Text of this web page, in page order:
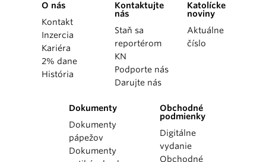
O nás
Kontakt
Inzercia
Kariéra
2% dane
História
Kontaktujte
nás
Staň sa
reportérom
KN
Podporte nás
Darujte nás
Katolícke
noviny
Aktuálne
číslo
Dokumenty
Dokumenty
pápežov
Dokumenty
Obchodné
podmienky
Digitálne
vydanie
Obchodné